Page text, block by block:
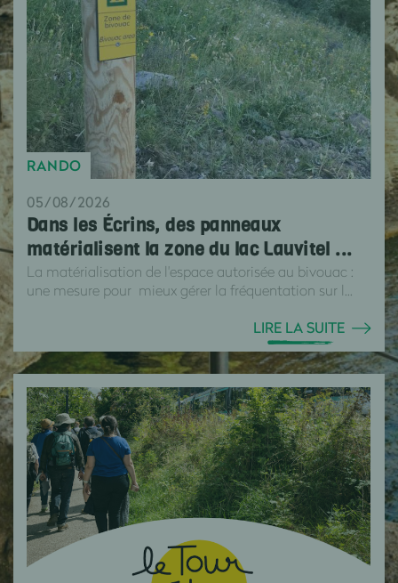
RANDO
05/08/2026
Dans les Écrins, des panneaux
matérialisent la zone du lac Lauvitel ...
La matérialisation de l'espace autorisée au bivouac :
une mesure pour mieux gérer la fréquentation sur l...
LIRE LA SUITE